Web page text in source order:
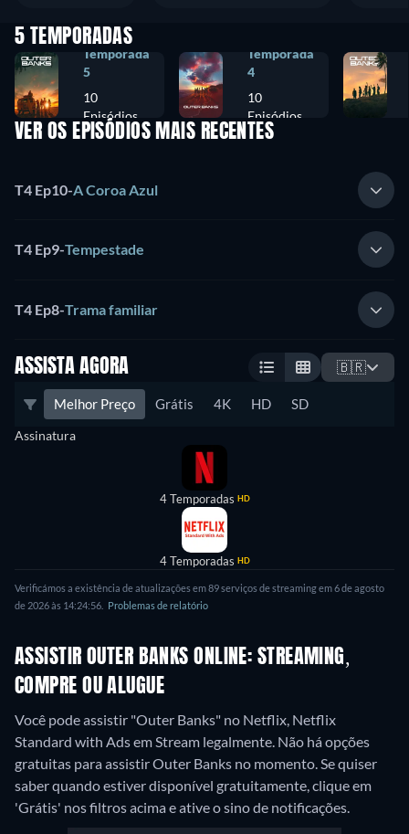
5 TEMPORADAS
Temporada
5
10
Episódios
Temporada
4
10
Episódios
VER OS EPISÓDIOS MAIS RECENTES
T4 Ep10-A Coroa Azul
T4 Ep9-Tempestade
T4 Ep8-Trama familiar
ASSISTA AGORA 🇧🇷
Melhor Preço Grátis 4K HD SD
Assinatura
4 Temporadas HD
4 Temporadas HD
Verificámos a existência de atualizações em 89 serviços de streaming em 6 de agosto
de 2026 às 14:24:56.
Problemas de relatório
ASSISTIR OUTER BANKS ONLINE: STREAMING,
COMPRE OU ALUGUE
Você pode assistir "Outer Banks" no Netflix, Netflix
Standard with Ads em Stream legalmente. Não há opções
gratuitas para assistir Outer Banks no momento. Se quiser
saber quando estiver disponível gratuitamente, clique em
'Grátis' nos filtros acima e ative o sino de notificações.